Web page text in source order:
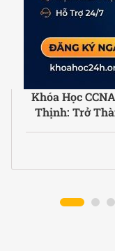
Khóa Học
Thịnh: Trở